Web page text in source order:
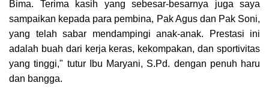
Bima. Terima kasih yang sebesar-besarnya juga saya
sampaikan kepada para pembina, Pak Agus dan Pak Soni,
yang telah sabar mendampingi anak-anak. Prestasi ini
adalah buah dari kerja keras, kekompakan, dan sportivitas
yang tinggi," tutur Ibu Maryani, S.Pd. dengan penuh haru
dan bangga.